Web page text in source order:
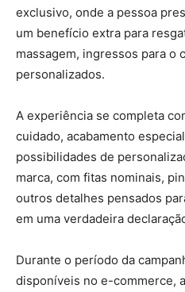
exclusivo, onde a pessoa
um benefício extra para
massagem, ingressos para o
personalizados.
A experiência se completa
cuidado, acabamento
possibilidades de
marca, com fitas nominais,
outros detalhes pensados
em uma verdadeira
Durante o período da
disponíveis no e-commerce,